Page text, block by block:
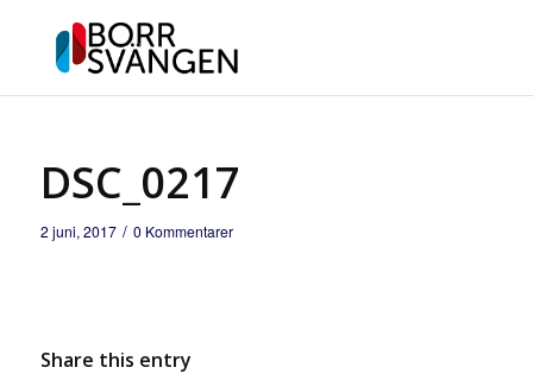
DSC_0217
2 juni, 2017 / 0 Kommentarer
Share this entry